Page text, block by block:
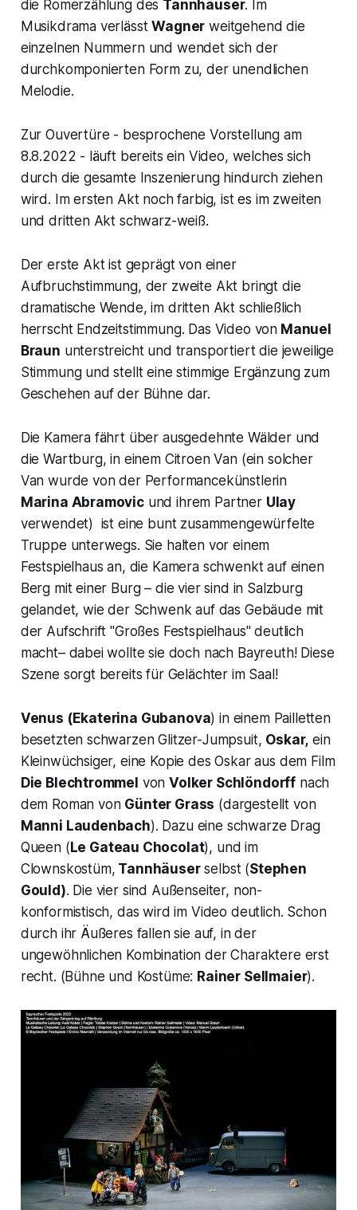
die Romerzählung des Tannhäuser. Im
Musikdrama verlässtWagner weitgehend die
einzelnen Nummern und wendet sich der
durchkomponierten Form zu, der unendlichen
Melodie.
Zur Ouvertüre - besprochene Vorstellung am
8.8.2022 - läuft bereits ein Video, welches sich
durch die gesamte Inszenierung hindurch ziehen
wird. Im ersten Akt noch farbig, ist es im zweiten
und dritten Akt schwarz-weiß.
Der erste Akt ist geprägt von einer
Aufbruchstimmung, der zweite Akt bringt die
dramatische Wende, im dritten Akt schließlich
herrscht Endzeitstimmung. Das Video von Manuel
Braun unterstreicht und transportiert die jeweilige
Stimmung und stellt eine stimmige Ergänzung zum
Geschehen auf der Bühne dar.
Die Kamera fährt über ausgedehnte Wälder und
die Wartburg, in einem Citroen Van (ein solcher
Van wurde von der Performancekünstlerin
Marina Abramovicund ihrem Partner Ulay
verwendet) ist eine bunt zusammengewürfelte
Truppe unterwegs. Sie halten vor einem
Festspielhaus an, die Kamera schwenkt auf einen
Berg mit einer Burg – die vier sind in Salzburg
gelandet, wie der Schwenk auf das Gebäude mit
der Aufschrift"Großes Festspielhaus"deutlich
macht– dabei wollte sie doch nach Bayreuth! Diese
Szene sorgt bereits für Gelächter im Saal!
Venus (Ekaterina Gubanova) in einem Pailletten
besetzten schwarzen Glitzer-Jumpsuit, Oskar, ein
Kleinwüchsiger, eine Kopie des Oskar aus dem Film
Die Blechtrommel vonVolker Schlöndorff nach
dem Roman von Günter Grass (dargestellt von
Manni Laudenbach). Dazu eine schwarze Drag
Queen(Le Gateau Chocolat), und im
Clownskostüm, Tannhäuserselbst (Stephen
Gould). Die vier sind Außenseiter, non-
konformistisch, das wird im Video deutlich. Schon
durch ihr Äußeres fallen sie auf, in der
ungewöhnlichen Kombination der Charaktere erst
recht. (Bühne und Kostüme: Rainer Sellmaier).